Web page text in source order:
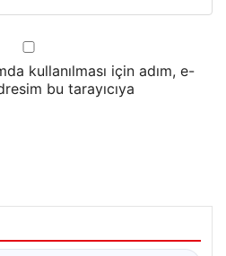
kullanılması için adım, e-
bu tarayıcıya